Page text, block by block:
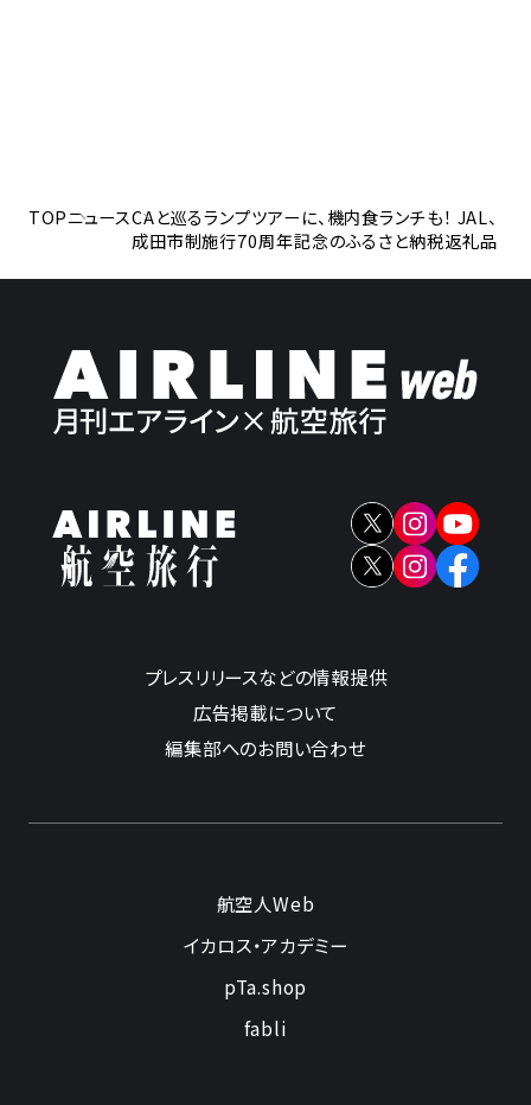
TOPニュースCAと巡るランプツアーに、機内食ランチも！ JAL、
成田市制施行70周年記念のふるさと納税返礼品
プレスリリースなどの情報提供
広告掲載について
編集部へのお問い合わせ
航空人Web
イカロス・アカデミー
pTa.shop
fabli